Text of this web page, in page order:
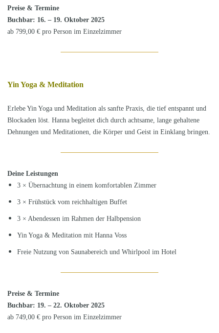
Preise & Termine
Buchbar: 16. – 19. Oktober 2025
ab 799,00 € pro Person im Einzelzimmer
Yin Yoga & Meditation
Erlebe Yin Yoga und Meditation als sanfte Praxis, die tief entspannt und
Blockaden löst. Hanna begleitet dich durch achtsame, lange gehaltene
Dehnungen und Meditationen, die Körper und Geist in Einklang bringen.
Deine Leistungen
3 × Übernachtung in einem komfortablen Zimmer
3 × Frühstück vom reichhaltigen Buffet
3 × Abendessen im Rahmen der Halbpension
Yin Yoga & Meditation mit Hanna Voss
Freie Nutzung von Saunabereich und Whirlpool im Hotel
Preise & Termine
Buchbar: 19. – 22. Oktober 2025
ab 749,00 € pro Person im Einzelzimmer